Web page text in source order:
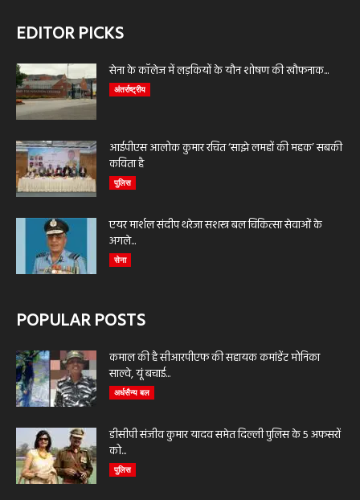
EDITOR PICKS
सेना के कॉलेज में लड़कियों के यौन शोषण की खौफनाक...
अंतर्राष्ट्रीय
आईपीएस आलोक कुमार रचित ‘साझे लमहों की महक’ सबकी
कविता है
पुलिस
एयर मार्शल संदीप थरेजा सशस्त्र बल चिकित्सा सेवाओं के
अगले...
सेना
POPULAR POSTS
कमाल की है सीआरपीएफ की सहायक कमांडेंट मोनिका
साल्वे, यूं बचाई...
अर्धसैन्य बल
डीसीपी संजीव कुमार यादव समेत दिल्ली पुलिस के 5 अफसरों
को...
पुलिस